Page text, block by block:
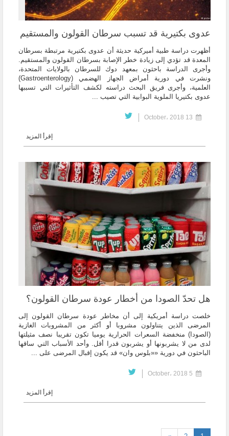
عدوى بكتيرية قد تسبب سرطان القولون والمستقيم
أظهرت دراسة طبية أميركية حديثة أن عدوى بكتيرية مرتبطة بسرطان
المعدة قد تؤدي إلى زيادة خطر الإصابة بسرطان القولون والمستقيم.
وأجرى الدراسة باحثون بمعهد دوك للسرطان بالولايات المتحدة،
ونشرت في دورية أمراض الجهاز الهضمي (Gastroenterology)
العلمية، وأجرى فريق البحث دراسته لكشف التأثيرات التي تسببها
عدوى بكتيريا الملوية البوابية التي تصيب ...
إقرأ المزيد
هل تحدّ الصودا من أخطار عودة سرطان القولون؟
خلصت دراسة أمريكية إلى أن مخاطر عودة سرطان القولون إلى
المرضى الذين يتناولون مشروبا أو أكثر من المشروبات الغازية
(الصودا) منخفضة السعرات الحرارية يوميا تكون تقريبا نصف مثيلتها
لدى من لا يشربونها أو يشربون قدرا أقل. وأحد الأسباب التي ساقها
الباحثون في دورية ««بلوس وان» قد يكون إقبال المرضى على ...
إقرأ المزيد